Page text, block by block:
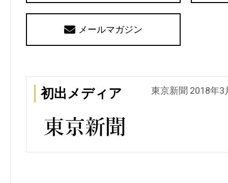
メールマガジン
初出メディア 東京新聞 2018年3